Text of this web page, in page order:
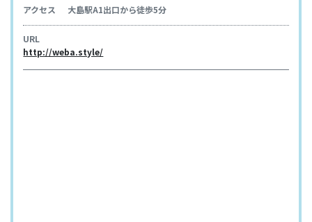
アクセス 大島駅A1出口から徒歩5分
URL
http://weba.style/